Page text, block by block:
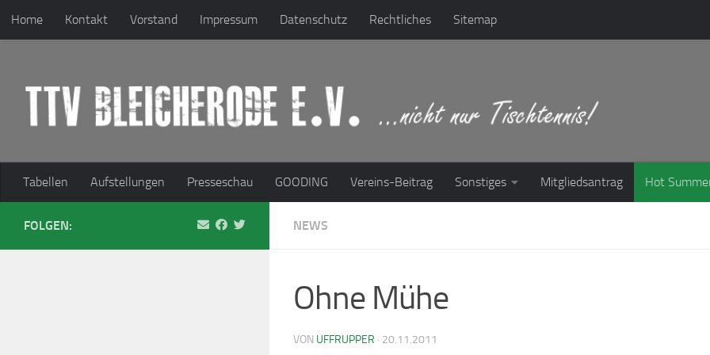
Zum Inhalt springen
Home Kontakt Vorstand Impressum Datenschutz Rechtliches Sitemap
Tabellen Aufstellungen Presseschau GOODING Vereins-Beitrag Sonstiges Mitgliedsantrag Hot
NEWS
Ohne Mühe
VON UFFRUPPER · 20.11.2011
FOLGEN: